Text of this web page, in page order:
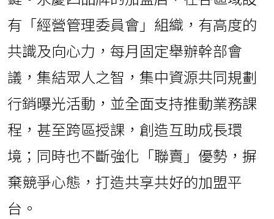
有「經營管理委員會」組織，有高度的
共識及向心力，每月固定舉辦幹部會
議，集結眾人之智，集中資源共同規劃
行銷曝光活動，並全面支持推動業務課
程，甚至跨區授課，創造互助成長環
境；同時也不斷強化「聯賣」優勢，摒
棄競爭心態，打造共享共好的加盟平
台。